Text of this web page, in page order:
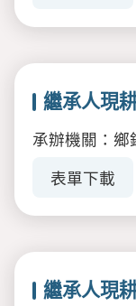
繼承人現
承辦機關：鄉
表單下載
繼承人現